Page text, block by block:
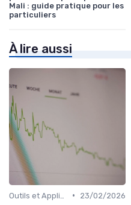
Mali : guide pratique pour les
particuliers
À lire aussi
•
23/02/2026